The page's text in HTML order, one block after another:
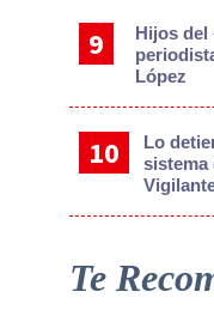
Hijos del
López
Lo
sistema
Te